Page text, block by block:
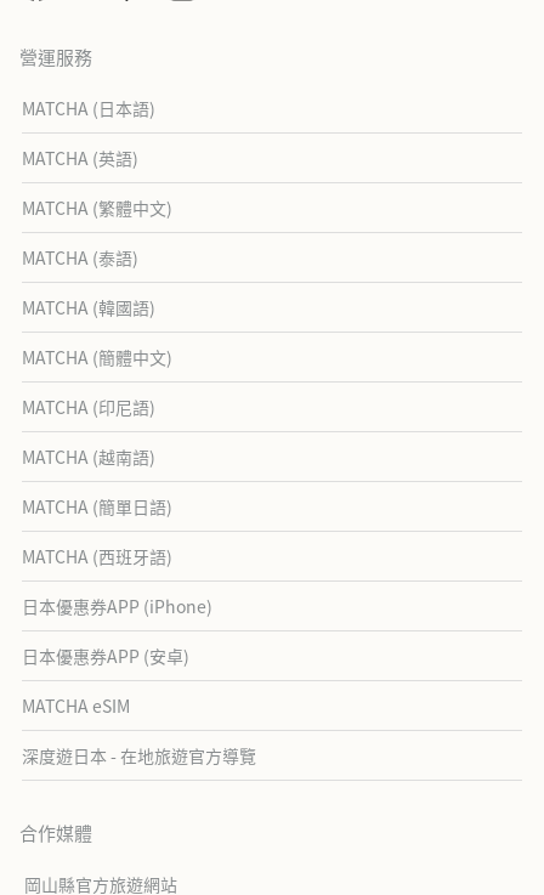
營運服務
MATCHA (日本語)
MATCHA (英語)
MATCHA (繁體中文)
MATCHA (泰語)
MATCHA (韓國語)
MATCHA (簡體中文)
MATCHA (印尼語)
MATCHA (越南語)
MATCHA (簡單日語)
MATCHA (西班牙語)
日本優惠券APP (iPhone)
日本優惠券APP (安卓)
MATCHA eSIM
深度遊日本 - 在地旅遊官方導覽
合作媒體
岡山縣官方旅遊網站